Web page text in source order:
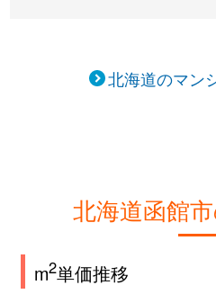
北海道のマン
北海道函館
m2単価推移